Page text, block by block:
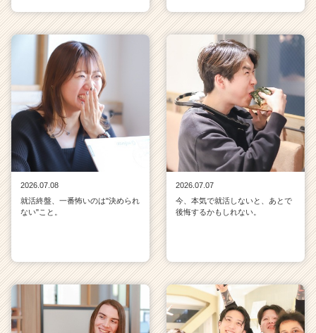
2026.07.08
就活終盤、一番怖いのは"決められ
ない"こと。
2026.07.07
今、本気で就活しないと、あとで
後悔するかもしれない。